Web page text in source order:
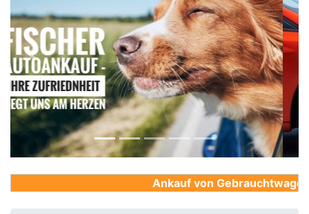
Previous Next
Ankauf von